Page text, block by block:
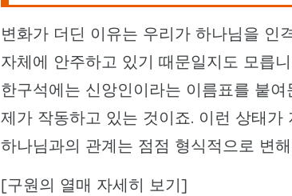
변화가 더딘 이유는 우리가 하나님을 인
자체에 안주하고 있기 때문일지도 모릅
한구석에는 신앙인이라는 이름표를 붙
제가 작동하고 있는 것이죠. 이런 상태
하나님과의 관계는 점점 형식적으로 변
[구원의 열매 자세히 보기]